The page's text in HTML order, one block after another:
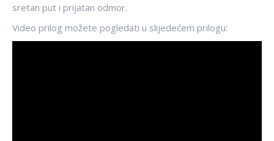
sretan put i prijatan odmor.
Video prilog možete pogledati u slijedećem prilogu: